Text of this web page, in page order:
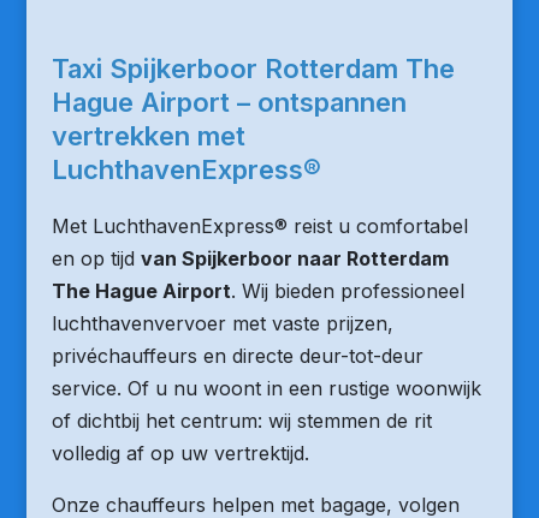
Taxi Spijkerboor Rotterdam The
Hague Airport – ontspannen
vertrekken met
LuchthavenExpress®
Met LuchthavenExpress® reist u comfortabel
en op tijd van Spijkerboor naar Rotterdam
The Hague Airport. Wij bieden professioneel
luchthavenvervoer met vaste prijzen,
privéchauffeurs en directe deur-tot-deur
service. Of u nu woont in een rustige woonwijk
of dichtbij het centrum: wij stemmen de rit
volledig af op uw vertrektijd.
Onze chauffeurs helpen met bagage, volgen